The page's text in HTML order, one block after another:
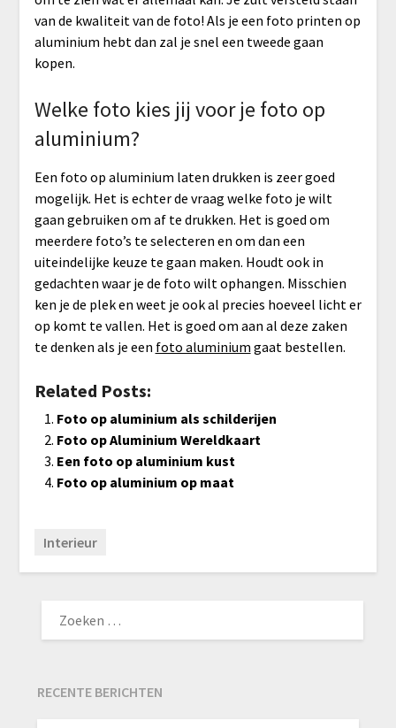
van de kwaliteit van de foto! Als je een foto printen op
aluminium hebt dan zal je snel een tweede gaan
kopen.
Welke foto kies jij voor je foto op
aluminium?
Een foto op aluminium laten drukken is zeer goed
mogelijk. Het is echter de vraag welke foto je wilt
gaan gebruiken om af te drukken. Het is goed om
meerdere foto’s te selecteren en om dan een
uiteindelijke keuze te gaan maken. Houdt ook in
gedachten waar je de foto wilt ophangen. Misschien
ken je de plek en weet je ook al precies hoeveel licht er
op komt te vallen. Het is goed om aan al deze zaken
te denken als je een foto aluminium gaat bestellen.
Related Posts:
Foto op aluminium als schilderijen
Foto op Aluminium Wereldkaart
Een foto op aluminium kust
Foto op aluminium op maat
Interieur
NAAR:
RECENTE BERICHTEN